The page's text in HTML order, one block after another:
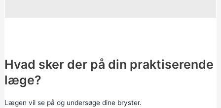
Hvad sker der på din praktiserende
læge?
Lægen vil se på og undersøge dine bryster.